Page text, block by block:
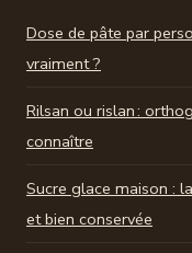
Dose de pâte par
vraiment ?
Rilsan ou rislan :
connaître
Sucre glace maison :
et bien conservée